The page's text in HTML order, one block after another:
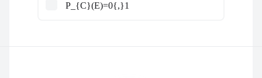
P_{C}(E)=0{,}1